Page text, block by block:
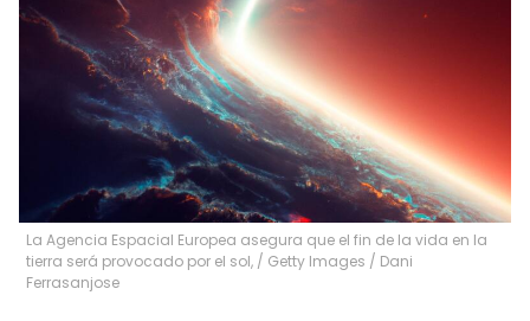
La Agencia Espacial Europea asegura que el fin de la vida en la
tierra será provocado por el sol, / Getty Images / Dani
Ferrasanjose